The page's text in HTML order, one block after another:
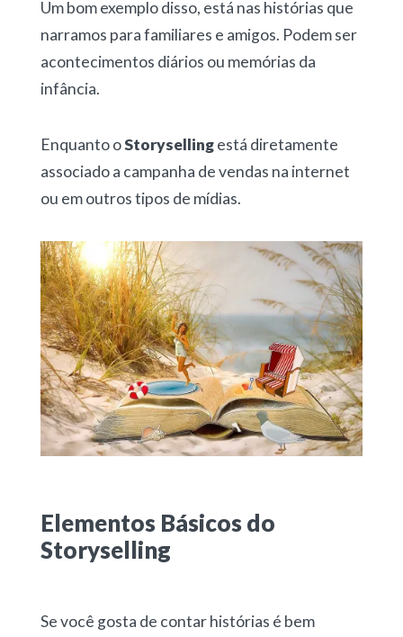
Um bom exemplo disso, está nas histórias que
narramos para familiares e amigos. Podem ser
acontecimentos diários ou memórias da
infância.
Enquanto oStorysellingestá diretamente
associado a campanha de vendas na internet
ou em outros tipos de mídias.
Elementos Básicos do
Storyselling
Se você gosta de contar histórias é bem